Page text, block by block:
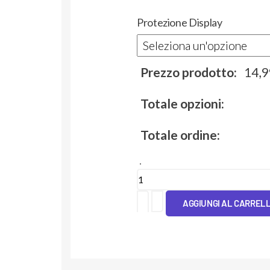
Protezione Display
Prezzo prodotto:
Totale opzioni:
Totale ordine:
Cover
Peace
AGGIUNGI AL